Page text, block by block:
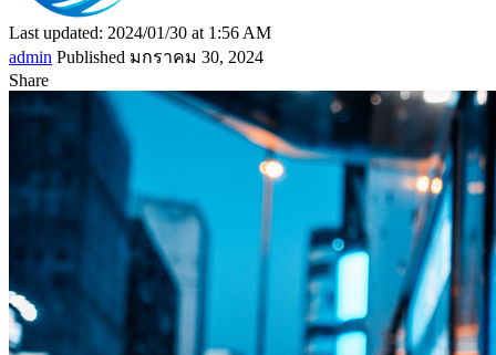
Last updated: 2024/01/30 at 1:56 AM
admin Published มกราคม 30, 2024
Share